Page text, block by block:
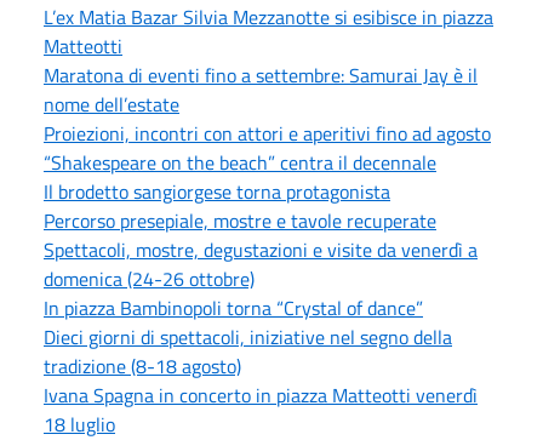
L’ex Matia Bazar Silvia Mezzanotte si esibisce in piazza
Matteotti
Maratona di eventi fino a settembre: Samurai Jay è il
nome dell’estate
Proiezioni, incontri con attori e aperitivi fino ad agosto
“Shakespeare on the beach” centra il decennale
Il brodetto sangiorgese torna protagonista
Percorso presepiale, mostre e tavole recuperate
Spettacoli, mostre, degustazioni e visite da venerdì a
domenica (24-26 ottobre)
In piazza Bambinopoli torna “Crystal of dance”
Dieci giorni di spettacoli, iniziative nel segno della
tradizione (8-18 agosto)
Ivana Spagna in concerto in piazza Matteotti venerdì
18 luglio